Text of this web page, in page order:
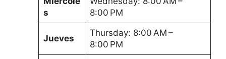
s
8:00 PM
Jueves
Thursday: 8:00 AM –
8:00 PM